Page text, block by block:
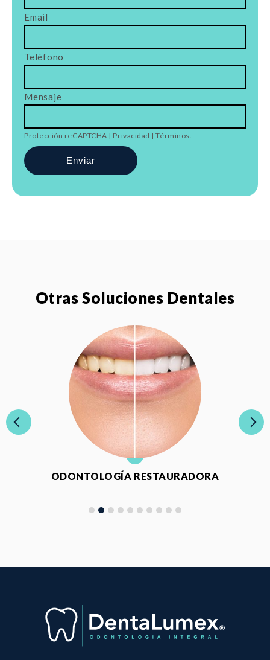
Email
Teléfono
Mensaje
Protección reCAPTCHA | Privacidad |Términos
Por favor, deja este campo vacío.
Otras Soluciones Dentales
ODONTOLOGÍA RESTAURADORA